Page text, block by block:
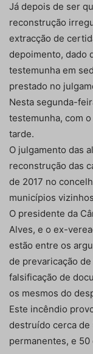
Já depois de ser
reconstrução
extracção de
depoimento, dado
testemunha em
prestado no
Nesta segunda-
testemunha, com
tarde.
O julgamento das
reconstrução das
de 2017 no
municípios
O presidente da
Alves, e o ex-
estão entre os
de prevaricação
falsificação de
os mesmos do
Este incêndio
destruído cerca de
permanentes, e 50